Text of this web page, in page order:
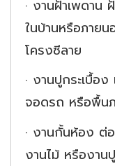
· งานฝ้าเพดาน
ในบ้านหรือภาย
โครงซีลาย
· งานปูกระเบื้อ
จอดรถ หรือพื้น
· งานกั้นห้อง ต่
งานไม้ หรืองาน